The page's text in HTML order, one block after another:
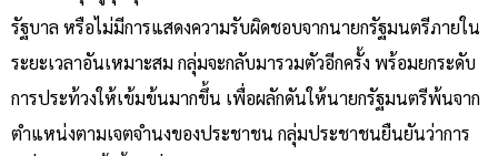
รัฐบาล หรือไม่มีการแสดงความรับผิดชอบจากนายกรัฐมนตรีภายใน
ระยะเวลาอันเหมาะสม กลุ่มจะกลับมารวมตัวอีกครั้ง พร้อมยกระดับ
การประท้วงให้เข้มข้นมากขึ้น เพื่อผลักดันให้นายกรัฐมนตรีพ้นจาก
ตำแหน่งตามเจตจำนงของประชาชน กลุ่มประชาชนยืนยันว่าการ